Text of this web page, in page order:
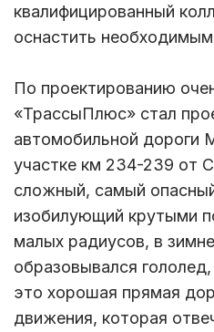
квалифицированный
оснастить
По проектированию
«ТрассыПлюс» стал
автомобильной дороги
участке км 234-239 от
сложный, самый
изобилующий крутыми
малых радиусов, в
образовывался
это хорошая прямая
движения, которая